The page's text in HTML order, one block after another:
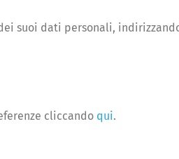
suoi dati personali,
cliccando qui.